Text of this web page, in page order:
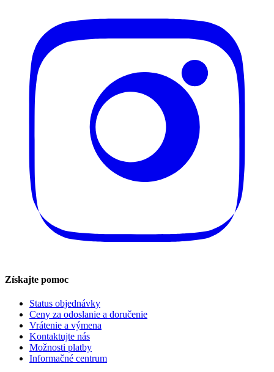
Získajte pomoc
Status objednávky
Ceny za odoslanie a doručenie
Vrátenie a výmena
Kontaktujte nás
Možnosti platby
Informačné centrum